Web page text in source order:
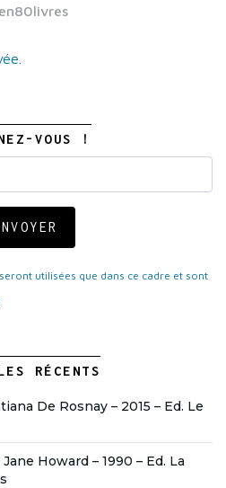
VOUS !
utilisées que dans ce cadre et sont
RÉCENTS
De Rosnay – 2015 – Ed. Le
Howard – 1990 – Ed. La